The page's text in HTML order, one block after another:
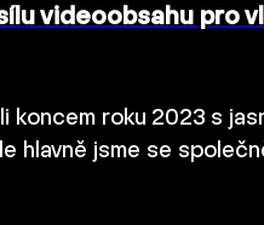
videoobsahu pro
koncem roku 2023 s
hlavně jsme se